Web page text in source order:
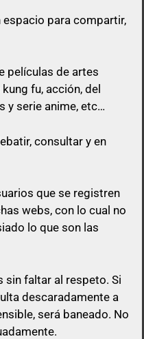
en los posts a
ni en spoiler y sólo
que otro
con un comentario
mismo post.
no vale «pásame el
mensajes escuetos de
espacio para compartir,
películas de artes
fu, acción, del
y serie anime, etc…
consultar y en
que se registren
webs, con lo cual no
lo que son las
sin faltar al respeto. Si
descaradamente a
será baneado. No